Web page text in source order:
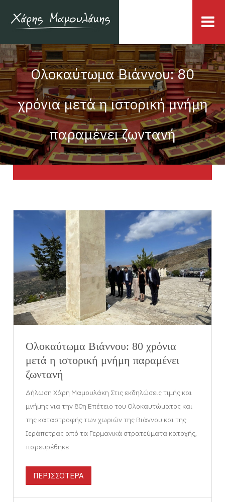
Ολοκαύτωμα Βιάννου: 80
χρόνια μετά η ιστορική μνήμη
παραμένει ζωντανή
Ολοκαύτωμα Βιάννου: 80 χρόνια
μετά η ιστορική μνήμη παραμένει
ζωντανή
Δήλωση Χάρη Μαμουλάκη Στις εκδηλώσεις τιμής και
μνήμης για την 80η Επέτειο του Ολοκαυτώματος και
της καταστροφής των χωριών της Βιάννου και της
Ιεράπετρας από τα Γερμανικά στρατεύματα κατοχής,
παρευρέθηκε
ΠΕΡΙΣΣΟΤΕΡΑ